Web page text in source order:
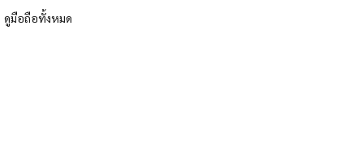
ดูมือถือทั้งหมด